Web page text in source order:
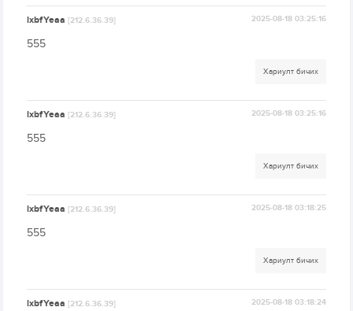
lxbfYeaa[212.6.36.39] 2025-08-18 03:25:16
555
Хариулт бичих
lxbfYeaa[212.6.36.39] 2025-08-18 03:25:16
555
Хариулт бичих
lxbfYeaa[212.6.36.39] 2025-08-18 03:18:25
555
Хариулт бичих
lxbfYeaa[212.6.36.39] 2025-08-18 03:18:24